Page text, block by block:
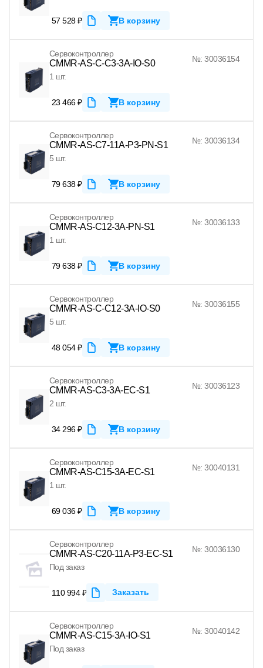
57 528 ₽ В корзину
Сервоконтроллер
CMMR-AS-C-C3-3A-IO-S0
№: 30036154
1 шт.
23 466 ₽ В корзину
Сервоконтроллер
CMMR-AS-C7-11A-P3-PN-S1
№: 30036134
5 шт.
79 638 ₽ В корзину
Сервоконтроллер
CMMR-AS-C12-3A-PN-S1
№: 30036133
1 шт.
79 638 ₽ В корзину
Сервоконтроллер
CMMR-AS-C-C12-3A-IO-S0
№: 30036155
5 шт.
48 054 ₽ В корзину
Сервоконтроллер
CMMR-AS-C3-3A-EC-S1
№: 30036123
2 шт.
34 296 ₽ В корзину
Сервоконтроллер
CMMR-AS-C15-3A-EC-S1
№: 30040131
1 шт.
69 036 ₽ В корзину
Сервоконтроллер
CMMR-AS-C20-11A-P3-EC-S1
№: 30036130
Под заказ
110 994 ₽ Заказать
Сервоконтроллер
CMMR-AS-C15-3A-IO-S1
№: 30040142
Под заказ